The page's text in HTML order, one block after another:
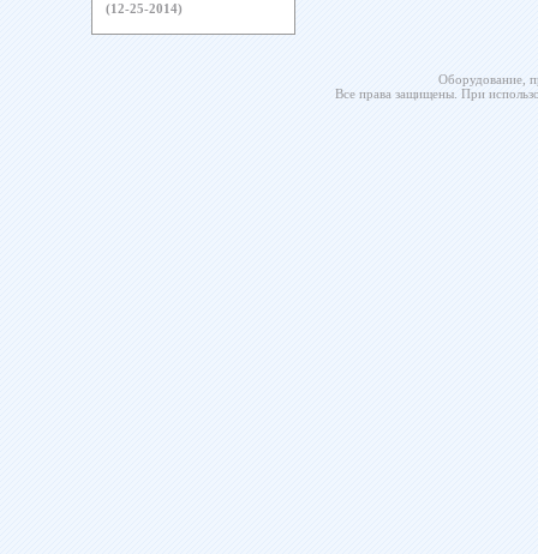
(12-25-2014)
Оборудование,
Все права защищены. При